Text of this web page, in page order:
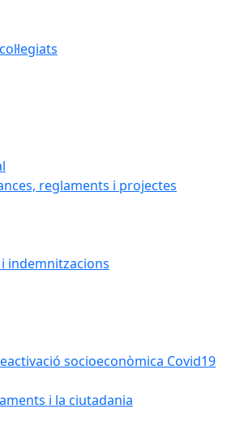
reglaments i projectes
indemnitzacions
socioeconòmica Covid19
i la ciutadania